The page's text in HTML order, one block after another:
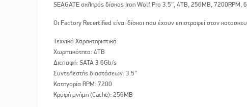
SEAGATE σκληρός δίσκος Iron Wolf Pro 3.5″, 4TB, 256MB, 7200RPM,
Οι Factory Recertified είναι δίσκοι που έχουν επιστραφεί στον
Τεχνικά Χαρακτηριστικά:
Χωρητικότητα: 4TB
Διεπαφή: SATA 3 6Gb/s
Συντελεστής διαστάσεων: 3.5″
Κατηγορία RPM: 7200
Κρυφή μνήμη (Cache): 256MB